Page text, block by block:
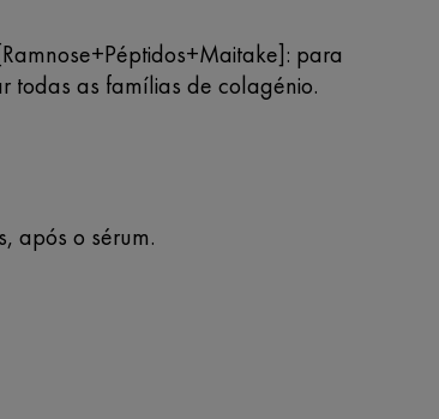
para
todas as famílias de colagénio.
após o sérum.